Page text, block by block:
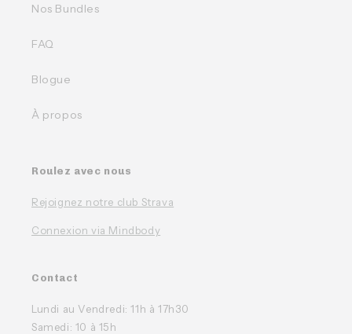
Nos Bundles
FAQ
Blogue
À propos
Roulez avec nous
Rejoignez notre club Strava
Connexion via Mindbody
Contact
Lundi au Vendredi: 11h à 17h30
Samedi: 10 à 15h